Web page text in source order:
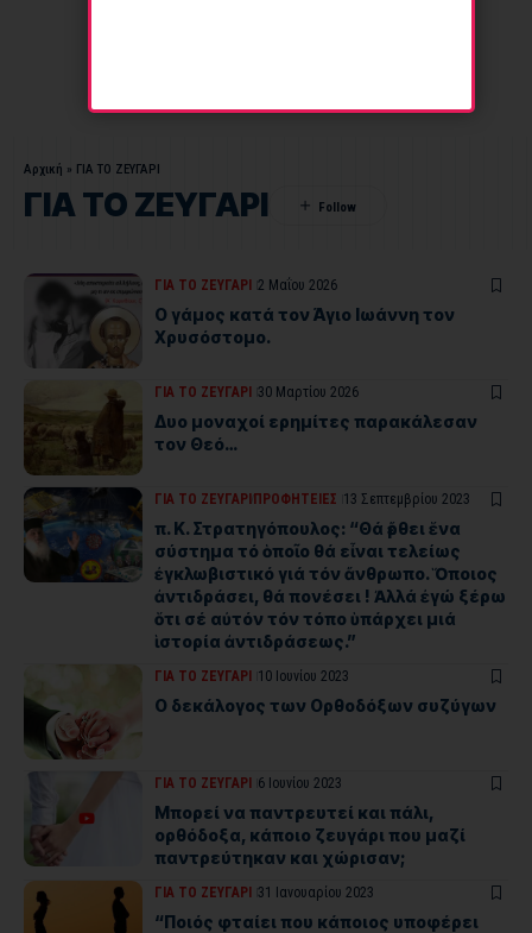
Αρχική » ΓΙΑ ΤΟ ΖΕΥΓΑΡΙ
ΓΙΑ ΤΟ ΖΕΥΓΑΡΙ
ΓΙΑ ΤΟ ΖΕΥΓΑΡΙ 2 Μαΐου 2026
Ο γάμος κατά τον Άγιο Ιωάννη τον
Χρυσόστομο.
ΓΙΑ ΤΟ ΖΕΥΓΑΡΙ 30 Μαρτίου 2026
Δυο μοναχοί ερημίτες παρακάλεσαν
τον Θεό…
ΓΙΑ ΤΟ ΖΕΥΓΑΡΙ ΠΡΟΦΗΤΕΙΕΣ 13 Σεπτεμβρίου 2023
π. Κ. Στρατηγόπουλος: “Θά ἔρθει ἕνα
σύστημα τό ὁποῖο θά εἶναι τελείως
ἐγκλωβιστικό γιά τόν ἄνθρωπο. Ὅποιος
ἀντιδράσει, θά πονέσει ! Ἀλλά ἐγώ ξέρω
ὅτι σέ αὐτόν τόν τόπο ὑπάρχει μιά
ἱστορία ἀντιδράσεως.”
ΓΙΑ ΤΟ ΖΕΥΓΑΡΙ 10 Ιουνίου 2023
Ο δεκάλογος των Ορθοδόξων συζύγων
ΓΙΑ ΤΟ ΖΕΥΓΑΡΙ 6 Ιουνίου 2023
Μπορεί να παντρευτεί και πάλι,
ορθόδοξα, κάποιο ζευγάρι που μαζί
παντρεύτηκαν και χώρισαν;
ΓΙΑ ΤΟ ΖΕΥΓΑΡΙ 31 Ιανουαρίου 2023
“Ποιός φταίει που κάποιος υποφέρει